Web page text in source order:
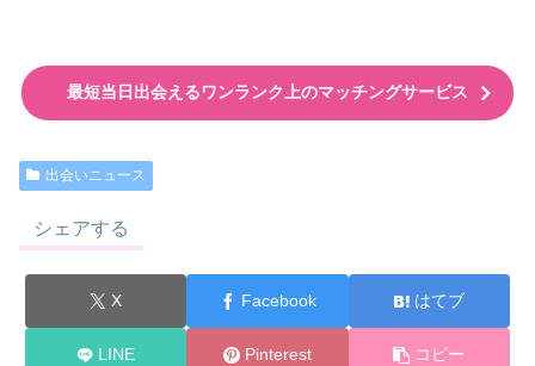
最短当日出会えるワンランク上のマッチングサービス
出会いニュース
シェアする
X Facebook はてブ
LINE Pinterest コピー